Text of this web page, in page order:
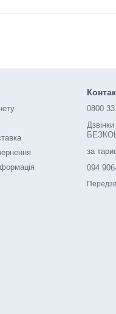
0800
за
094